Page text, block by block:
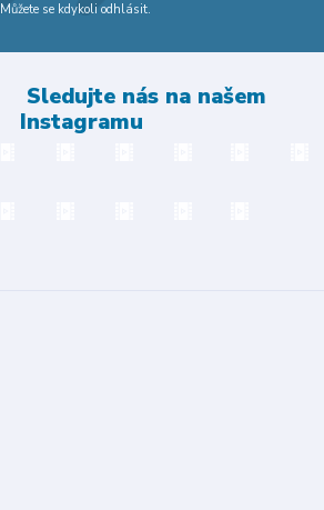
Můžete se kdykoli odhlásit.
Sledujte nás na našem
Instagramu